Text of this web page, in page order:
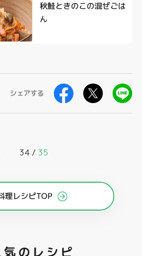
秋鮭ときのこの混ぜごは
ん
シェアする
34 35
理レシピTOP
気のレシピ